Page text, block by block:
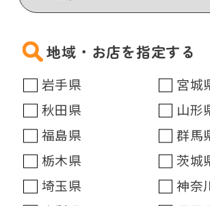
地域・お店を指定する
岩手県
宮城
秋田県
山形
福島県
群馬
栃木県
茨城
埼玉県
神奈